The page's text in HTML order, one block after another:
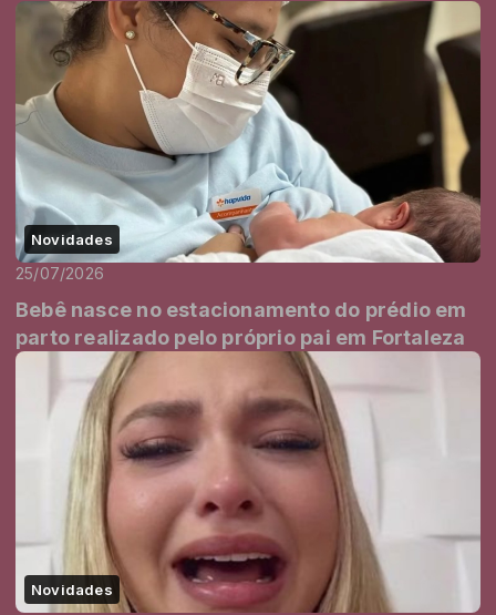
Novidades
25/07/2026
Bebê nasce no estacionamento do prédio em
parto realizado pelo próprio pai em Fortaleza
Novidades